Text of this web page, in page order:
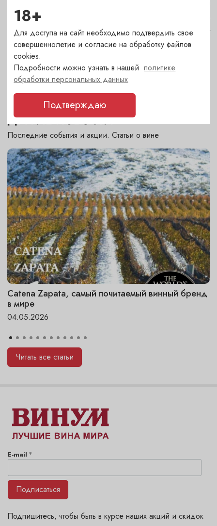
смородины, красной розы и высущенных листьев
табака. Мне нравится, как вино взаимодействует с
небом, становясь единством духа и плоти. Это вино,
которое следует положить в погреб.
ДРУГИЕ НОВОСТИ
Последние события и акции. Статьи о вине
Catena Zapata, самый почитаемый винный бренд
в мире
04.05.2026
Читать все статьи
Подпишитесь, чтобы быть в курсе наших акций и скидок
E-mail *
Подписаться
18+
Для доступа на сайт необходимо подтвердить свое
совершеннолетие и согласие на обработку файлов
cookies.
Подробности можно узнать в нашейполитике
обработки персональных данных
Подтверждаю